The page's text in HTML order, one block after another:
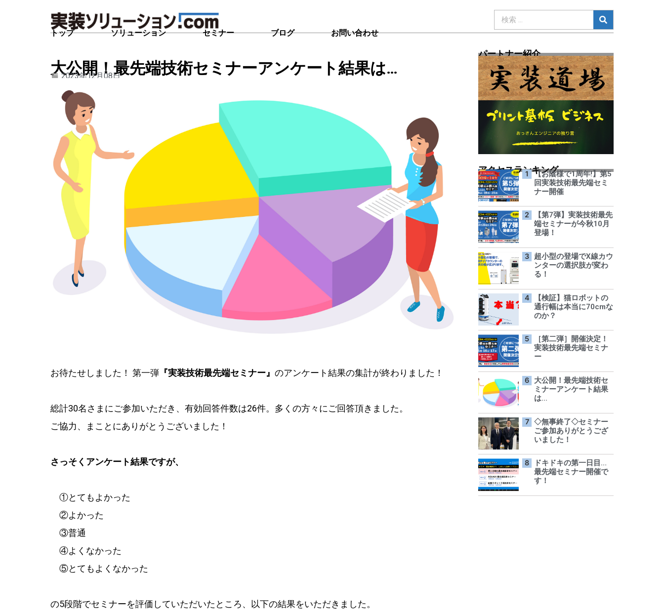
トップ ソリューション セミナー ブログ お問い合わせ
大公開！最先端技術セミナーアンケート結果は…
2023年12月08日
お待たせしました！ 第一弾 『実装技術最先端セミナー』 のアンケート結果の集計が終わりました！
総計30名さまにご参加いただき、有効回答件数は26件。多くの方々にご回答頂きました。
ご協力、まことにありがとうございました！
さっそくアンケート結果ですが、
①とてもよかった
②よかった
③普通
④よくなかった
⑤とてもよくなかった
の5段階でセミナーを評価していただいたところ、以下の結果をいただきました。
パートナー紹介
アクセスランキング【お陰様で1周年!】第5
回実装技術最先端セミ
ナー開催
【第7弾】実装技術最先
端セミナーが今秋10月
登場！
超小型の登場でX線カウ
ンターの選択肢が変わ
る！
【検証】猫ロボットの
通行幅は本当に70cmな
のか？
［第二弾］開催決定！
実装技術最先端セミナ
ー
大公開！最先端技術セ
ミナーアンケート結果
は…
◇無事終了◇セミナー
ご参加ありがとうござ
いました！
ドキドキの第一日目…
最先端セミナー開催で
す！